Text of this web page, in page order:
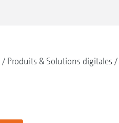
Produits & Solutions digitales